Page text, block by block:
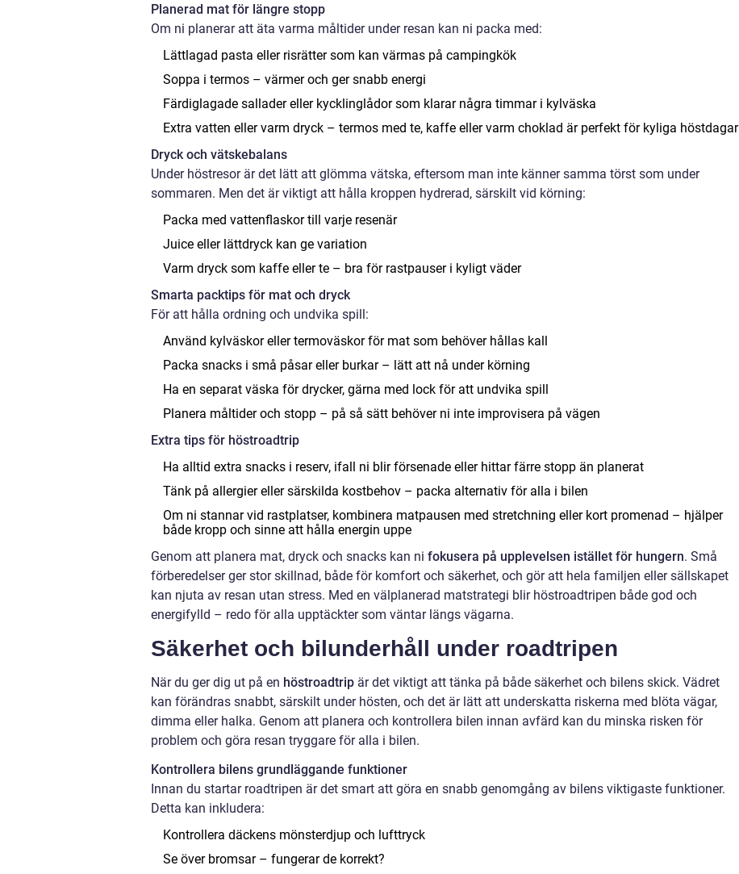
Planerad mat för längre stopp
Om ni planerar att äta varma måltider under resan kan ni packa med:
Lättlagad pasta eller risrätter som kan värmas på campingkök
Soppa i termos – värmer och ger snabb energi
Färdiglagade sallader eller kycklinglådor som klarar några timmar i kylväska
Extra vatten eller varm dryck – termos med te, kaffe eller varm choklad är perfekt för kyliga höstdagar
Dryck och vätskebalans
Under höstresor är det lätt att glömma vätska, eftersom man inte känner samma törst som under
sommaren. Men det är viktigt att hålla kroppen hydrerad, särskilt vid körning:
Packa med vattenflaskor till varje resenär
Juice eller lättdryck kan ge variation
Varm dryck som kaffe eller te – bra för rastpauser i kyligt väder
Smarta packtips för mat och dryck
För att hålla ordning och undvika spill:
Använd kylväskor eller termoväskor för mat som behöver hållas kall
Packa snacks i små påsar eller burkar – lätt att nå under körning
Ha en separat väska för drycker, gärna med lock för att undvika spill
Planera måltider och stopp – på så sätt behöver ni inte improvisera på vägen
Extra tips för höstroadtrip
Ha alltid extra snacks i reserv, ifall ni blir försenade eller hittar färre stopp än planerat
Tänk på allergier eller särskilda kostbehov – packa alternativ för alla i bilen
Om ni stannar vid rastplatser, kombinera matpausen med stretchning eller kort promenad – hjälper
både kropp och sinne att hålla energin uppe
Genom att planera mat, dryck och snacks kan ni fokusera på upplevelsen istället för hungern. Små
förberedelser ger stor skillnad, både för komfort och säkerhet, och gör att hela familjen eller sällskapet
kan njuta av resan utan stress. Med en välplanerad matstrategi blir höstroadtripen både god och
energifylld – redo för alla upptäckter som väntar längs vägarna.
Säkerhet och bilunderhåll under roadtripen
När du ger dig ut på en höstroadtrip är det viktigt att tänka på både säkerhet och bilens skick. Vädret
kan förändras snabbt, särskilt under hösten, och det är lätt att underskatta riskerna med blöta vägar,
dimma eller halka. Genom att planera och kontrollera bilen innan avfärd kan du minska risken för
problem och göra resan tryggare för alla i bilen.
Kontrollera bilens grundläggande funktioner
Innan du startar roadtripen är det smart att göra en snabb genomgång av bilens viktigaste funktioner.
Detta kan inkludera:
Kontrollera däckens mönsterdjup och lufttryck
Se över bromsar – fungerar de korrekt?